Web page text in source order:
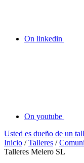
On linkedin
On youtube
Usted es dueño de un
Inicio /Talleres /
Talleres Melero SL